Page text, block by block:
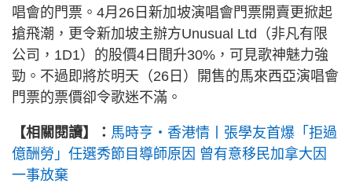
唱會的門票。4月26日新加坡演唱會門票開賣更掀起
搶飛潮，更令新加坡主辦方Unusual Ltd（非凡有限
公司，1D1）的股價4日間升30%，可見歌神魅力強
勁。不過即將於明天（26日）開售的馬來西亞演唱會
門票的票價卻令歌迷不滿。
【相關閱讀】： 馬時亨‧香港情丨張學友首爆「拒過
億酬勞」任選秀節目導師原因 曾有意移民加拿大因
一事放棄